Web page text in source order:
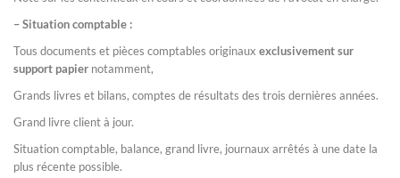
– Situation comptable :
Tous documents et pièces comptables originaux exclusivement sur
support papier notamment,
Grands livres et bilans, comptes de résultats des trois dernières années.
Grand livre client à jour.
Situation comptable, balance, grand livre, journaux arrêtés à une date la
plus récente possible.